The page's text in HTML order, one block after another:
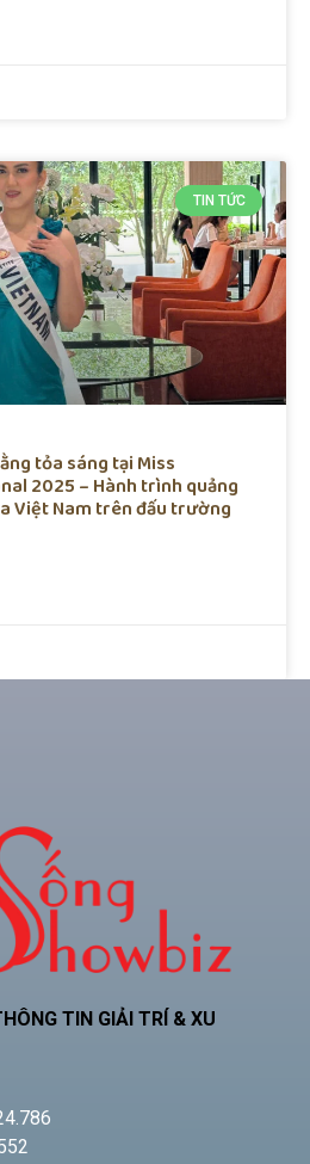
TIN TỨC
tỏa sáng tại Miss
2025 – Hành trình quảng
Việt Nam trên đấu trường
TIN GIẢI TRÍ & XU